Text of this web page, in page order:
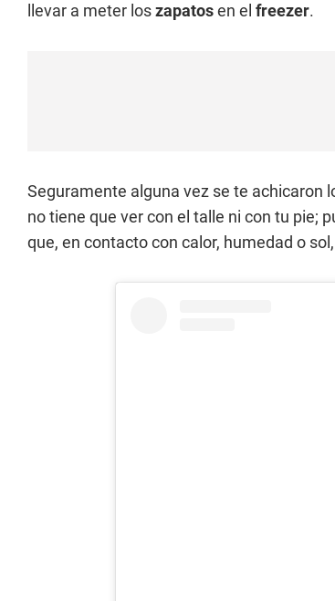
llevar a meter loszapatosen el freezer.
Seguramente alguna vez se te achicaron
no tiene que ver con el talle ni con tu pie;
que, en contacto con calor, humedad o